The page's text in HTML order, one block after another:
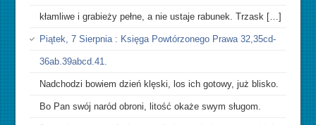
kłamliwe i grabieży pełne, a nie ustaje rabunek. Trzask […]
Piątek, 7 Sierpnia : Księga Powtórzonego Prawa 32,35cd-
36ab.39abcd.41.
Nadchodzi bowiem dzień klęski, los ich gotowy, już blisko.
Bo Pan swój naród obroni, litość okaże swym sługom.